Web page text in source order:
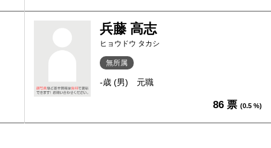
兵藤 高志
ヒョウドウ タカシ
無所属
-歳 (男) 元職
86 票 (0.5 %)